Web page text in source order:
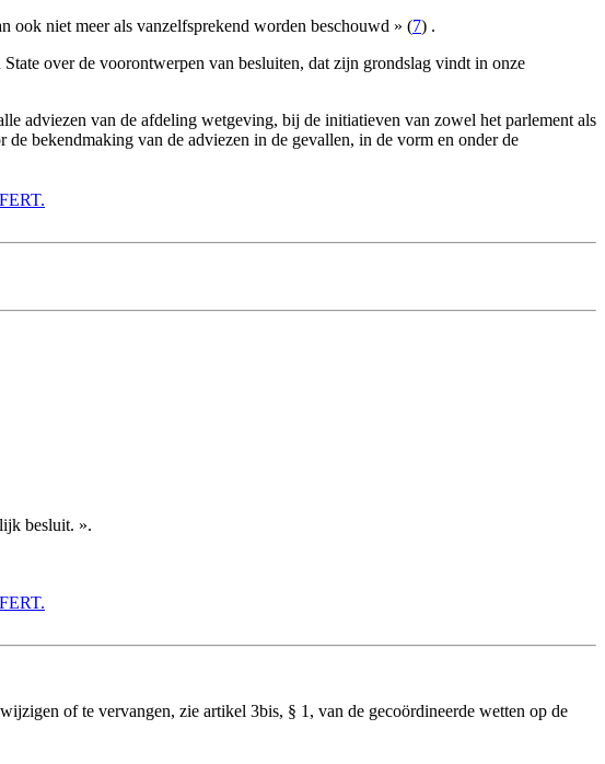
ook niet meer als vanzelfsprekend worden beschouwd » (7) .
over de voorontwerpen van besluiten, dat zijn grondslag vindt in onze
adviezen van de afdeling wetgeving, bij de initiatieven van zowel het parlement als
bekendmaking van de adviezen in de gevallen, in de vorm en onder de
besluit. ».
of te vervangen, zie artikel 3bis, § 1, van de gecoördineerde wetten op de